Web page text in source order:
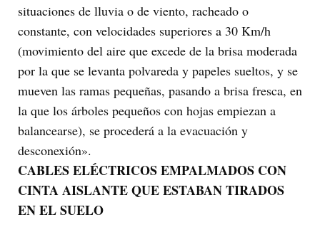
situaciones de lluvia o de viento, racheado o
constante, con velocidades superiores a 30 Km/h
(movimiento del aire que excede de la brisa moderada
por la que se levanta polvareda y papeles sueltos, y se
mueven las ramas pequeñas, pasando a brisa fresca, en
la que los árboles pequeños con hojas empiezan a
balancearse), se procederá a la evacuación y
desconexión».
CABLES ELÉCTRICOS EMPALMADOS CON
CINTA AISLANTE QUE ESTABAN TIRADOS
EN EL SUELO